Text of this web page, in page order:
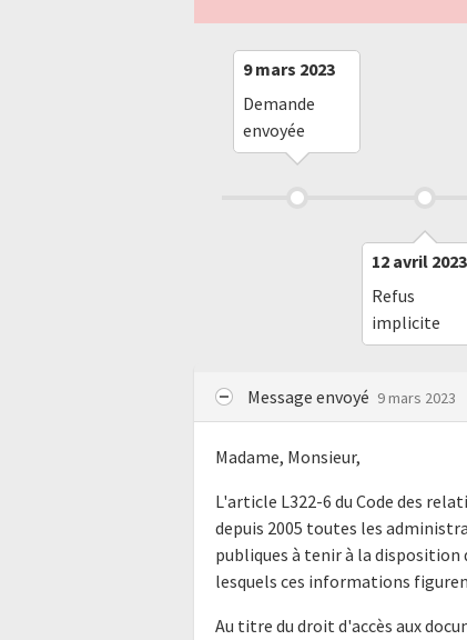
9 mars 2023
Demande
envoyée
12 avril 2023
Refus
implicite
Message envoyé 9 mars 2023
Madame, Monsieur,
L'article L322-6 du Code des
depuis 2005 toutes les
publiques à tenir à la disposition
lesquels ces informations
Au titre du droit d'accès aux